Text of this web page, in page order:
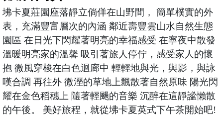
坲卡夏莊園座落靜立倘佯在山野間， 簡單樸實的外
表，充滿豐富層次的內涵 鄰近壽豐雲山水自然生態
園區 在日光下閃耀著明亮的幸福感受 在寧夜中散發
溫暖明亮家的溫馨 吸引著旅人停佇，感受家人的懷
抱 微風穿梭在白色迴廊中 輕輕地與光，與影，與詠
嘆合調 再往外 微溼的草地上飄散著自然原味 陽光閃
耀在金色稻穗上 隨著輕颺的音樂 沉醉在這靜謐懶散
的午後。 美好旅程，就從坲卡夏英式下午茶開始吧!